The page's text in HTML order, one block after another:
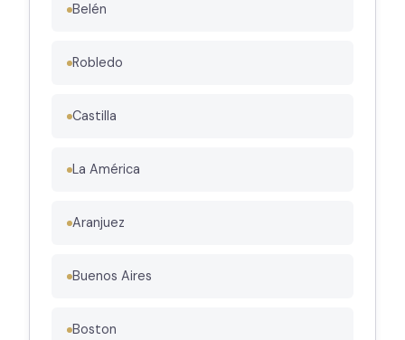
Belén
Robledo
Castilla
La América
Aranjuez
Buenos Aires
Boston